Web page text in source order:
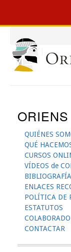
contenido
principal
Principal
Enlaces
A
La
ORIENS
QUIÉNES
QUÉ
CURSOS
VÍDEOS de
BIBLIOGRAFÍA
ENLACES
POLÍTICA DE
ESTATUTOS
CONTACTAR